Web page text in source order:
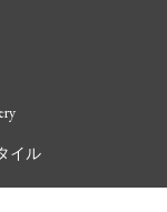
イル